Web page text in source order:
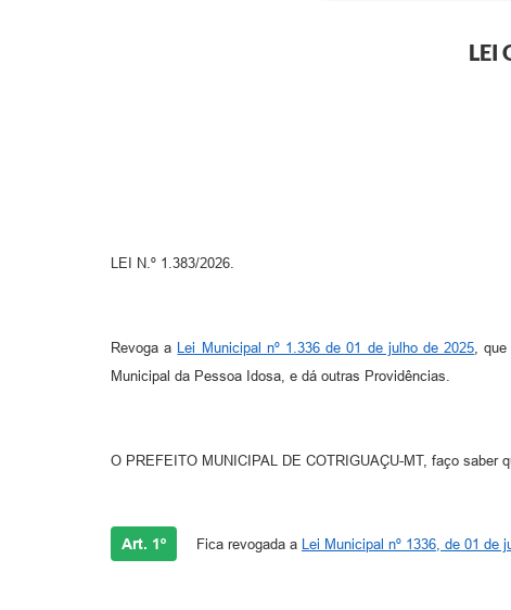
LEI
LEI N.º 1.383/2026.
Revoga a Lei Municipal nº 1.336 de 01 de julho de 2025, que
Municipal da Pessoa Idosa, e dá outras Providências.
O PREFEITO MUNICIPAL DE COTRIGUAÇU-MT, faço saber
Art. 1º Fica revogada a Lei Municipal nº 1336, de 01 de